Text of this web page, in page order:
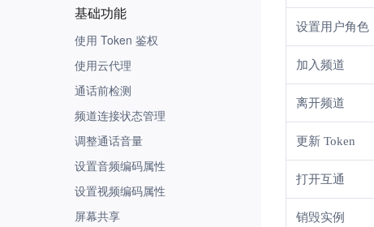
基础功能
使用 Token 鉴权
使用云代理
通话前检测
频道连接状态管理
调整通话音量
设置音频编码属性
设置视频编码属性
屏幕共享
设置用户角色
加入频道
离开频道
更新 Token
打开互通
销毁实例